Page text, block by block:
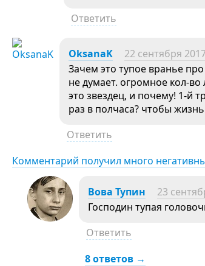
Ответить
OksanaK 22 сентября
Зачем это тупое вранье
не думает. огромное кол-
это звездец, и почему! 1-й
раз в полчаса? чтобы
Ответить
Комментарий получил много
Вова Тупин 23
Господин тупая
Ответить
8 ответов →